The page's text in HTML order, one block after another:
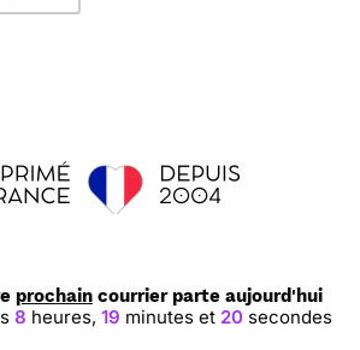
prochain courrier parte aujourd'hui
8 heures,19 minutes et 19secondes